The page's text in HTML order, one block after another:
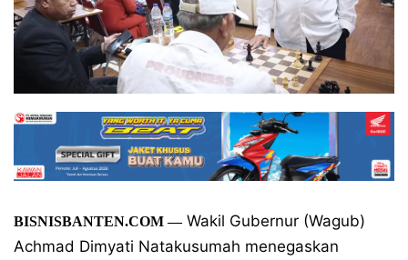
BISNISBANTEN.COM—Wakil Gubernur (Wagub)
Achmad Dimyati Natakusumah menegaskan